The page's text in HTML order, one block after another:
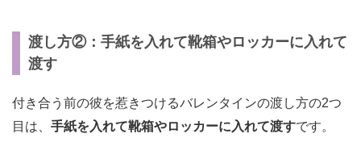
渡し方②：手紙を入れて靴箱やロッカーに入れて
渡す
付き合う前の彼を惹きつけるバレンタインの渡し方の2つ
目は、 手紙を入れて靴箱やロッカーに入れて渡すです。